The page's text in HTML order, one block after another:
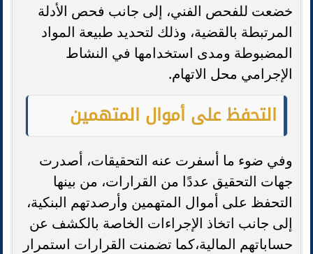
خضعت للفحص الفني، إلى جانب فحص الأدلة
المرتبطة بالقضية، وذلك لتحديد طبيعة المواد
المضبوطة ومدى استخدامها في النشاط
الإجرامي محل الاتهام.
التحفظ على أموال المتهمين
وفي ضوء ما أسفرت عنه التحقيقات، أصدرت
جهات التحقيق عددًا من القرارات، من بينها
التحفظ على أموال المتهمين وأرصدتهم البنكية،
إلى جانب اتخاذ الإجراءات الخاصة بالكشف عن
حساباتهم المالية،كما تضمنت القرارات استمرار